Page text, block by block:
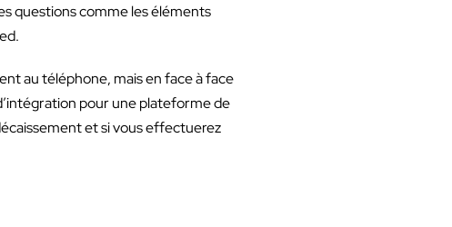
questions comme les éléments
au téléphone, mais en face à face
pour une plateforme de
et si vous effectuerez